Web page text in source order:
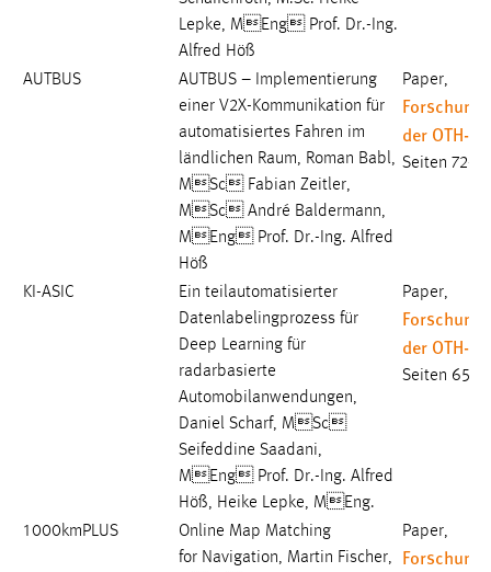
Lepke, MEng Prof. Dr.-Ing.
Alfred Höß
AUTBUS
AUTBUS – Implementierung
einer V2X-Kommunikation für
automatisiertes Fahren im
ländlichen Raum, Roman Babl,
MSc Fabian Zeitler,
MSc André Baldermann,
MEng Prof. Dr.-Ing. Alfred
Höß
Paper,
der OTH-
Seiten 72-
KI-ASIC
Ein teilautomatisierter
Datenlabelingprozess für
Deep Learning für
radarbasierte
Automobilanwendungen,
Daniel Scharf, MSc
Seifeddine Saadani,
MEng Prof. Dr.-Ing. Alfred
Höß, Heike Lepke, MEng.
Paper,
der OTH-
Seiten 65-
1000kmPLUS
Online Map Matching
for Navigation, Martin Fischer,
Paper,
EXTERNE MEDIEN
Um Inhalte von Videoplattformen und Social Media
Plattformen anzeigen zu können, werden von diesen
externen Medien Cookies gesetzt.